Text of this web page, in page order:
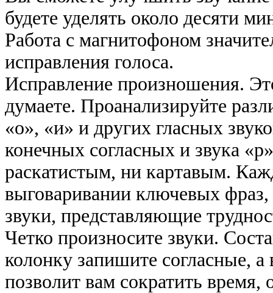
будете уделять около десяти
Работа с магнитофоном
исправления голоса.
Исправление произношения.
думаете. Проанализируйте
«о», «и» и других гласных
конечных согласных и звука
раскатистым, ни картавым.
выговаривании ключевых
звуки, представляющие
Четко произносите звуки.
колонку запишите согласные,
позволит вам сократить